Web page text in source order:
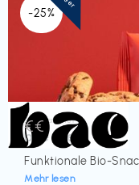
-25%
Lebensmittel
bae Treat
Funktionale Bio-
Mehr lesen
€€‎